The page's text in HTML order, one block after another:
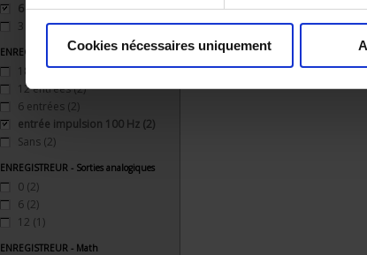
Cookies nécessaires uniquement
6 sorties(2)
3 sorties(2)
ENREGISTREUR - Entrées Logiques
18 entrées(1)
12 entrées(2)
6 entrées (2)
entrée impulsion 100 Hz (2)
Sans (2)
ENREGISTREUR - Sorties analogiques
0 (2)
6 (2)
12 (1)
ENREGISTREUR - Math